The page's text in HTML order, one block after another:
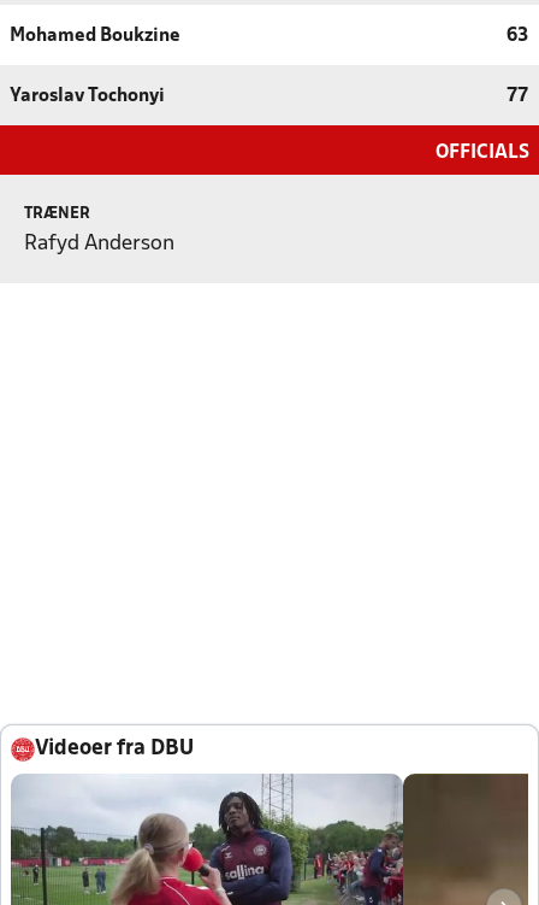
Mohamed Boukzine 63
Yaroslav Tochonyi 77
OFFICIALS
TRÆNER
Rafyd Anderson
Videoer fra DBU